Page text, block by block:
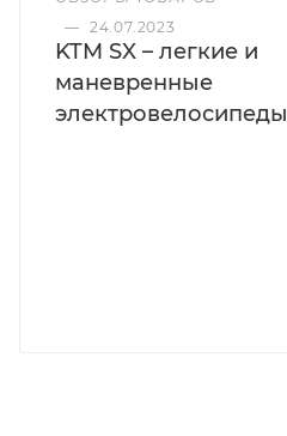
— 24.07.2023
KTM SX – легкие и
маневренные
электровелосипеды